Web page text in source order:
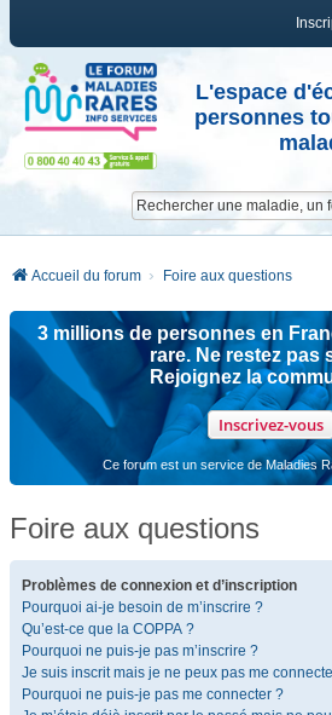
L'espace
personnes
Accueil du forum Foire aux questions
3 millions de personnes en
rare. Ne restez pas
Rejoignez la
Inscrivez-vous
Ce forum est un service de Maladies
Foire aux questions
Problèmes de connexion et d’inscription
Pourquoi ai-je besoin de m’inscrire ?
Qu’est-ce que la COPPA ?
Pourquoi ne puis-je pas m’inscrire ?
Je suis inscrit mais je ne peux pas me
Pourquoi ne puis-je pas me connecter ?